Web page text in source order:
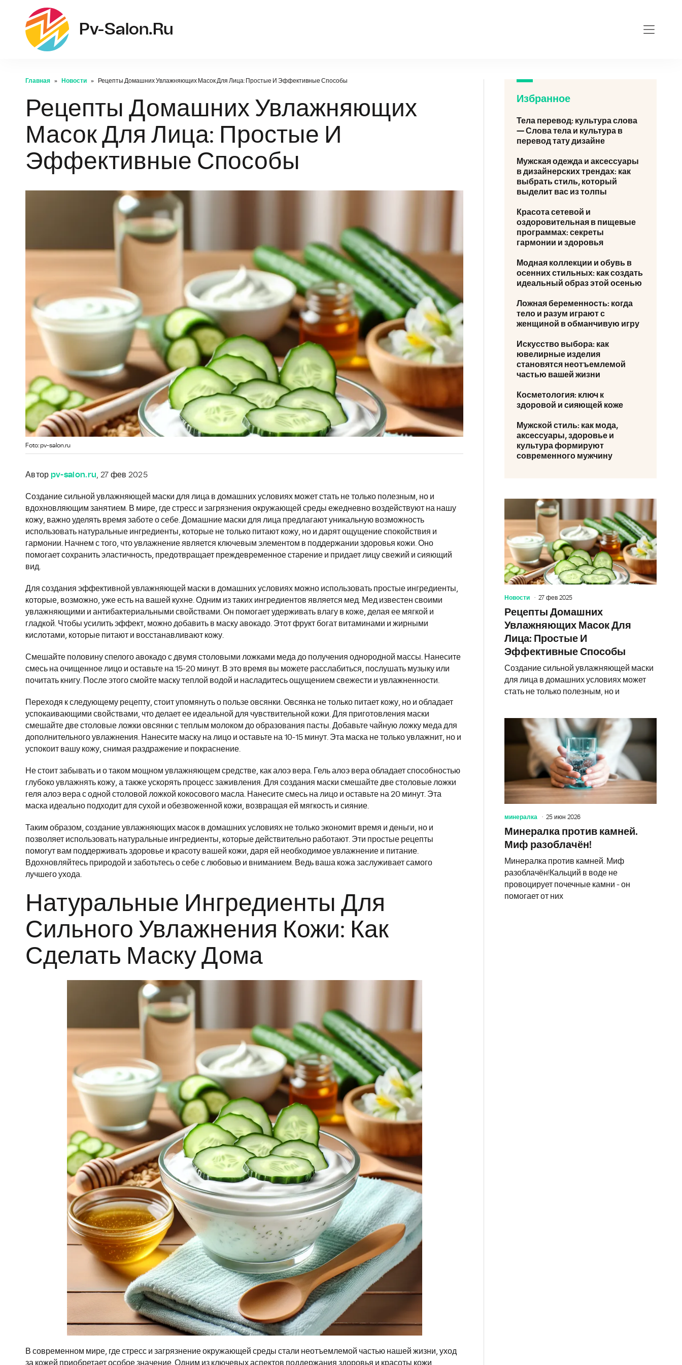
Pv-Salon.ru
Главная Новости Рецепты Домашних Увлажняющих Масок Для Лица: Простые И Эффективные Способы
Рецепты Домашних Увлажняющих
Масок Для Лица: Простые И
Эффективные Способы
Foto: pv-salon.ru
Автор pv-salon.ru, 27 фев 2025
Создание сильной увлажняющей маски для лица в домашних условиях может стать не только полезным, но и
вдохновляющим занятием. В мире, где стресс и загрязнения окружающей среды ежедневно воздействуют на нашу
кожу, важно уделять время заботе о себе. Домашние маски для лица предлагают уникальную возможность
использовать натуральные ингредиенты, которые не только питают кожу, но и дарят ощущение спокойствия и
гармонии. Начнем с того, что увлажнение является ключевым элементом в поддержании здоровья кожи. Оно
помогает сохранить эластичность, предотвращает преждевременное старение и придает лицу свежий и сияющий
вид.
Для создания эффективной увлажняющей маски в домашних условиях можно использовать простые ингредиенты,
которые, возможно, уже есть на вашей кухне. Одним из таких ингредиентов является мед. Мед известен своими
увлажняющими и антибактериальными свойствами. Он помогает удерживать влагу в коже, делая ее мягкой и
гладкой. Чтобы усилить эффект, можно добавить в маску авокадо. Этот фрукт богат витаминами и жирными
кислотами, которые питают и восстанавливают кожу.
Смешайте половину спелого авокадо с двумя столовыми ложками меда до получения однородной массы. Нанесите
смесь на очищенное лицо и оставьте на 15-20 минут. В это время вы можете расслабиться, послушать музыку или
почитать книгу. После этого смойте маску теплой водой и насладитесь ощущением свежести и увлажненности.
Переходя к следующему рецепту, стоит упомянуть о пользе овсянки. Овсянка не только питает кожу, но и обладает
успокаивающими свойствами, что делает ее идеальной для чувствительной кожи. Для приготовления маски
смешайте две столовые ложки овсянки с теплым молоком до образования пасты. Добавьте чайную ложку меда для
дополнительного увлажнения. Нанесите маску на лицо и оставьте на 10-15 минут. Эта маска не только увлажнит, но и
успокоит вашу кожу, снимая раздражение и покраснение.
Не стоит забывать и о таком мощном увлажняющем средстве, как алоэ вера. Гель алоэ вера обладает способностью
глубоко увлажнять кожу, а также ускорять процесс заживления. Для создания маски смешайте две столовые ложки
геля алоэ вера с одной столовой ложкой кокосового масла. Нанесите смесь на лицо и оставьте на 20 минут. Эта
маска идеально подходит для сухой и обезвоженной кожи, возвращая ей мягкость и сияние.
Таким образом, создание увлажняющих масок в домашних условиях не только экономит время и деньги, но и
позволяет использовать натуральные ингредиенты, которые действительно работают. Эти простые рецепты
помогут вам поддерживать здоровье и красоту вашей кожи, даря ей необходимое увлажнение и питание.
Вдохновляйтесь природой и заботьтесь о себе с любовью и вниманием. Ведь ваша кожа заслуживает самого
лучшего ухода.
Натуральные Ингредиенты Для
Сильного Увлажнения Кожи: Как
Сделать Маску Дома
В современном мире, где стресс и загрязнение окружающей среды стали неотъемлемой частью нашей жизни, уход
за кожей приобретает особое значение. Одним из ключевых аспектов поддержания здоровья и красоты кожи
Избранное
Тела перевод: культура слова
— Слова тела и культура в
перевод тату дизайне
Мужская одежда и аксессуары
в дизайнерских трендах: как
выбрать стиль, который
выделит вас из толпы
Красота сетевой и
оздоровительная в пищевые
программах: секреты
гармонии и здоровья
Модная коллекции и обувь в
осенних стильных: как создать
идеальный образ этой осенью
Ложная беременность: когда
тело и разум играют с
женщиной в обманчивую игру
Искусство выбора: как
ювелирные изделия
становятся неотъемлемой
частью вашей жизни
Косметология: ключ к
здоровой и сияющей коже
Мужской стиль: как мода,
аксессуары, здоровье и
культура формируют
современного мужчину
Новости 27 фев 2025
Рецепты Домашних
Увлажняющих Масок Для
Лица: Простые И
Эффективные Способы
Создание сильной увлажняющей маски
для лица в домашних условиях может
стать не только полезным, но и
минералка 25 июн 2026
Минералка против камней.
Миф разоблачён!
Минералка против камней. Миф
разоблачён!Кальций в воде не
провоцирует почечные камни - он
помогает от них